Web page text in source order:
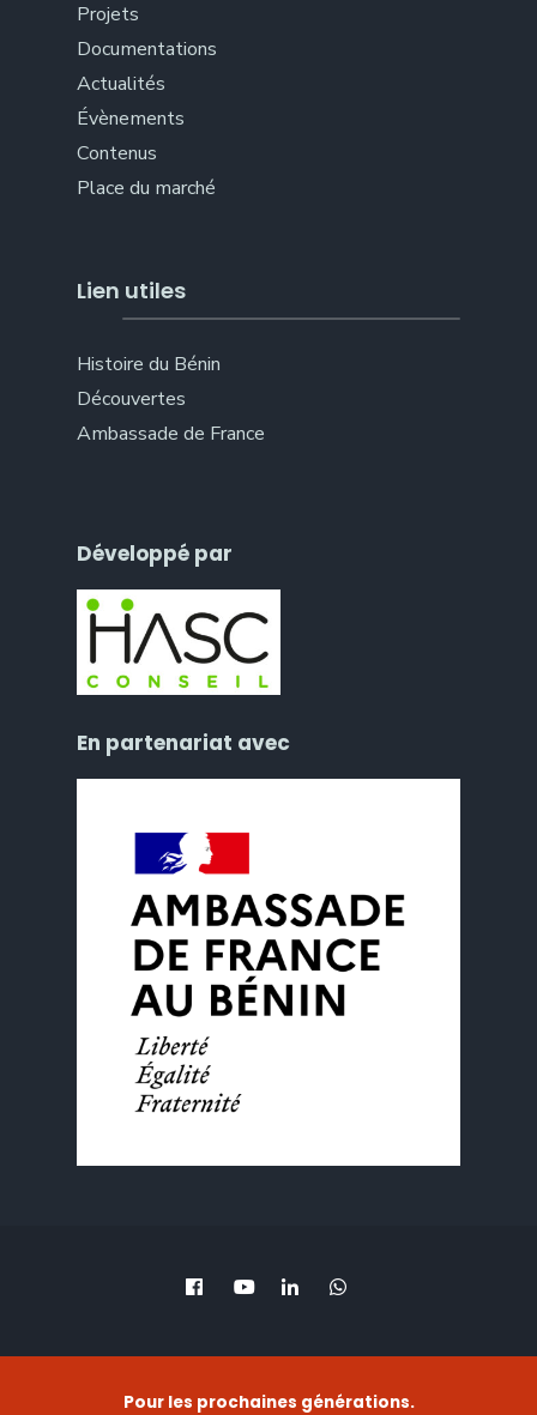
Projets
Documentations
Actualités
Évènements
Contenus
Place du marché
Lien utiles
Histoire du Bénin
Découvertes
Ambassade de France
Développé par
En partenariat avec
Pour les prochaines générations.